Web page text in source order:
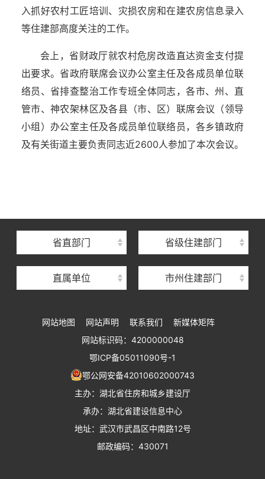
入抓好农村工匠培训、灾损农房和在建农房信息录入
等住建部高度关注的工作。
会上，省财政厅就农村危房改造直达资金支付提
出要求。省政府联席会议办公室主任及各成员单位联
络员、省排查整治工作专班全体同志，各市、州、直
管市、神农架林区及各县（市、区）联席会议（领导
小组）办公室主任及各成员单位联络员，各乡镇政府
及有关街道主要负责同志近2600人参加了本次会议。
省直部门 省级住建部门
直属单位
湖北省住房保障中心
湖北省建设工程质量安全监督总站
湖北省建设工程标准定额管理总站
湖北省住建厅执业资格注册中心
湖北省城乡建设发展中心
湖北城市建设职业技术学院
市州住建部门
网站地图 网站声明 联系我们
新媒体矩阵
网站标识码：4200000048
鄂ICP备05011090号-1
鄂公网安备42010602000743
主办：湖北省住房和城乡建设厅
承办：湖北省建设信息中心
地址：武汉市武昌区中南路12号
邮政编码：430071